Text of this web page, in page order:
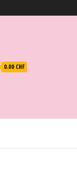
0.00 CHF